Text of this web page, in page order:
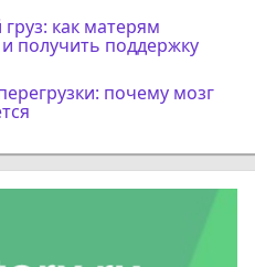
как матерям
получить поддержку
почему мозг